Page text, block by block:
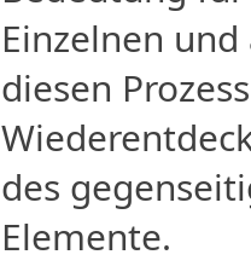
Einzelnen
diesen
des
Elemente.